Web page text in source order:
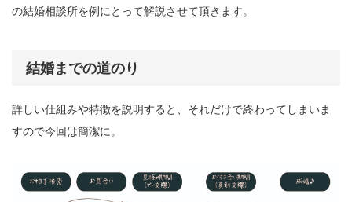
の結婚相談所を例にとって解説させて頂きます。
結婚までの道のり
詳しい仕組みや特徴を説明すると、それだけで終わってしまいま
すので今回は簡潔に。